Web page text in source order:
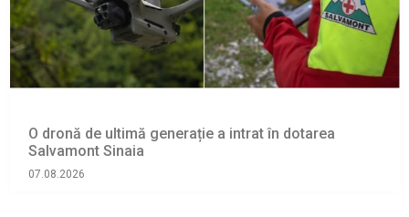
O dronă de ultimă generație a intrat în dotarea
Salvamont Sinaia
07.08.2026